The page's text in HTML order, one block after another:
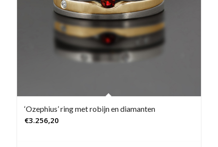
‘Ozephius’ ring met robijn en diamanten
€3.256,20